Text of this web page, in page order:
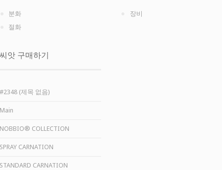
분화
절화
장비
씨앗 구매하기
#2348 (제목 없음)
Main
NOBBIO® COLLECTION
SPRAY CARNATION
STANDARD CARNATION